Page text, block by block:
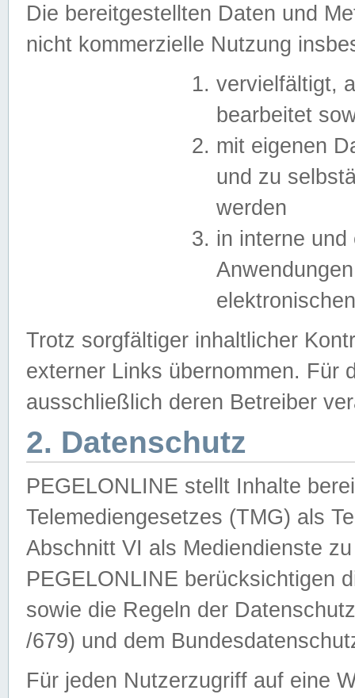
Die bereitgestellten Daten und
nicht kommerzielle Nutzung
vervielfältigt,
bearbeitet
mit eigenen
und zu
werden
in interne
Trotz sorgfältiger inhaltlicher
externer Links übernommen. Für
ausschließlich deren Betreiber
2. Datenschutz
PEGELONLINE stellt Inhalte
Telemediengesetzes (TMG) als
Abschnitt VI als Mediendienste
PEGELONLINE berücksichtigen
sowie die Regeln der
/679) und dem
Für jeden Nutzerzugriff auf eine